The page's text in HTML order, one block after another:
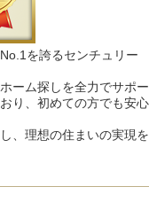
を誇るセンチュリー
ーム探しを全力でサポー
り、初めての方でも安心
、理想の住まいの実現を